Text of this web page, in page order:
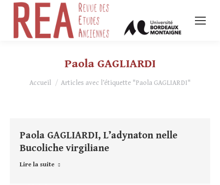
Paola GAGLIARDI
Vous êtes ici :
Accueil Articles avec l’étiquette "Paola GAGLIARDI"
Paola GAGLIARDI, L’adynaton nelle
Bucoliche virgiliane
Lire la suite